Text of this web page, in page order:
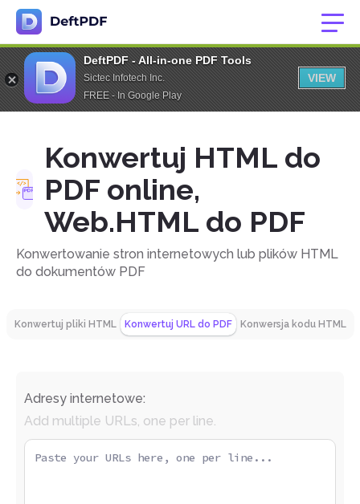
DeftPDF - All-in-one PDF Tools
Sictec Infotech Inc.
FREE - In Google Play
VIEW
Konwertuj HTML do
PDF online,
Web.HTML do PDF
Konwertowanie stron internetowych lub plików HTML
do dokumentów PDF
Konwertuj pliki HTML Konwertuj URL do PDF Konwersja kodu HTML
Adresy internetowe:
Add multiple URLs, one per line.